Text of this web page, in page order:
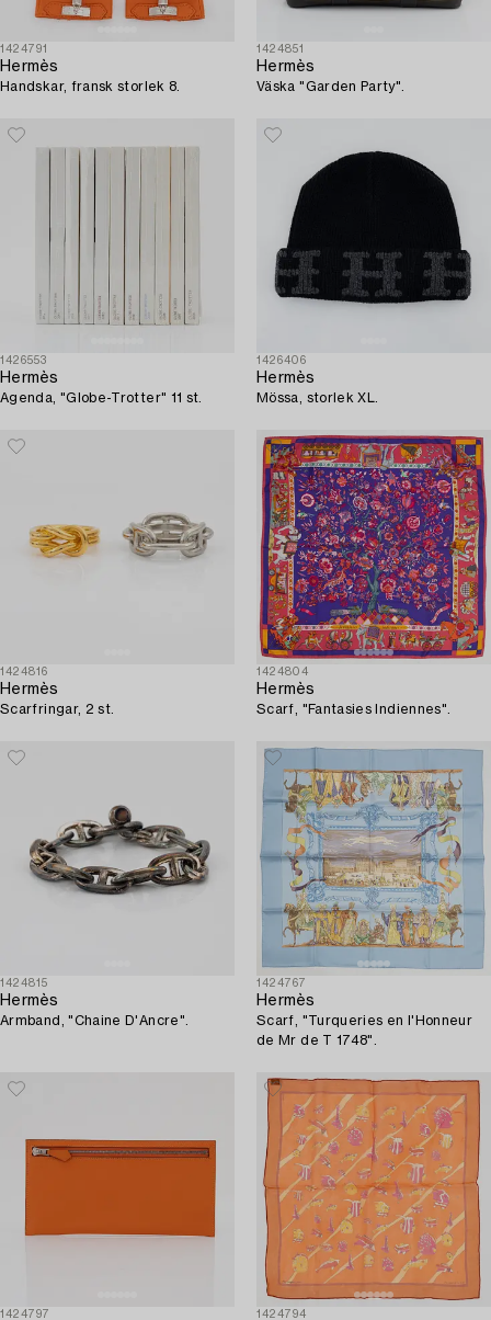
1424791
Hermès
Handskar, fransk storlek 8.
1424851
Hermès
Väska "Garden Party".
1426553
Hermès
Agenda, "Globe-Trotter" 11 st.
1426406
Hermès
Mössa, storlek XL.
1424816
Hermès
Scarfringar, 2 st.
1424804
Hermès
Scarf, "Fantasies Indiennes".
1424815
Hermès
Armband, "Chaine D'Ancre".
1424767
Hermès
Scarf, "Turqueries en l'Honneur
de Mr de T 1748".
1424797 1424794